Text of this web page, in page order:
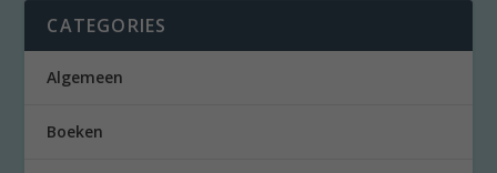
CATEGORIES
Algemeen
Boeken